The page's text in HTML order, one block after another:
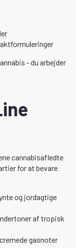
- du arbejder
cannabisafledte
for at bevare
og jordagtige
af tropisk
gasnoter